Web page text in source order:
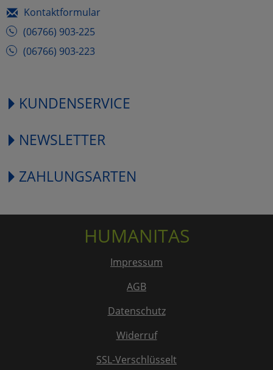
Kontaktformular
(06766) 903-225
(06766) 903-223
KUNDENSERVICE
NEWSLETTER
ZAHLUNGSARTEN
HUMANITAS
Impressum
AGB
Datenschutz
Widerruf
SSL-Verschlüsselt